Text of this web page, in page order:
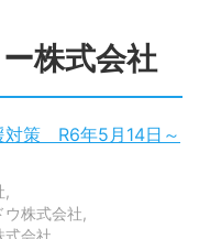
株式会社
対策 R6年5月14日～
ウ株式会社
式会社